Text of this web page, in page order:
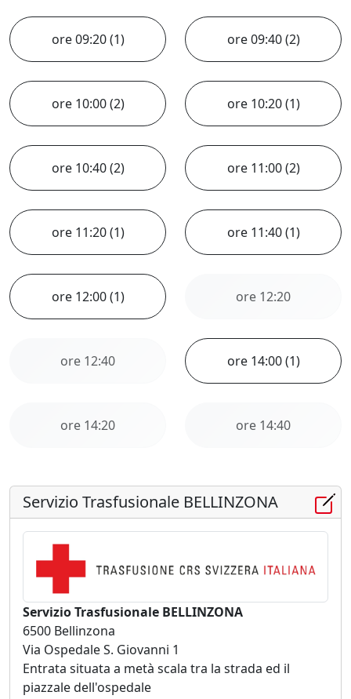
ore 09:20 (1) ore 09:40 (2)
ore 10:00 (2) ore 10:20 (1)
ore 10:40 (2) ore 11:00 (2)
ore 11:20 (1) ore 11:40 (1)
ore 12:00 (1) ore 12:20
ore 12:40 ore 14:00 (1)
ore 14:20 ore 14:40
Servizio Trasfusionale BELLINZONA
Servizio Trasfusionale BELLINZONA
6500 Bellinzona
Via Ospedale S. Giovanni 1
Entrata situata a metà scala tra la strada ed il
piazzale dell'ospedale